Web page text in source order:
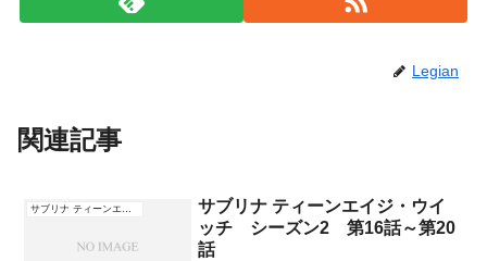
Legian
関連記事
サブリナ ティーンエイジ・ウイッチ
サブリナ ティーンエイジ・ウイ
ッチ シーズン2 第16話～第20
話